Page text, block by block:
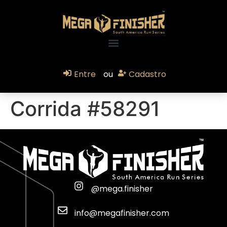
Entre ou Cadastro
Corrida #58291
@mega.finisher
info@megafinisher.com